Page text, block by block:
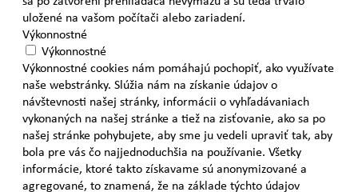
uložené na vašom počítači alebo zariadení.
Výkonnostné
Výkonnostné
Výkonnostné cookies nám pomáhajú pochopiť, ako využívate
naše webstránky. Slúžia nám na získanie údajov o
návštevnosti našej stránky, informácii o vyhľadávaniach
vykonaných na našej stránke a tiež na zisťovanie, ako sa po
našej stránke pohybujete, aby sme ju vedeli upraviť tak, aby
bola pre vás čo najjednoduchšia na používanie. Všetky
informácie, ktoré takto získavame sú anonymizované a
agregované, to znamená, že na základe týchto údajov